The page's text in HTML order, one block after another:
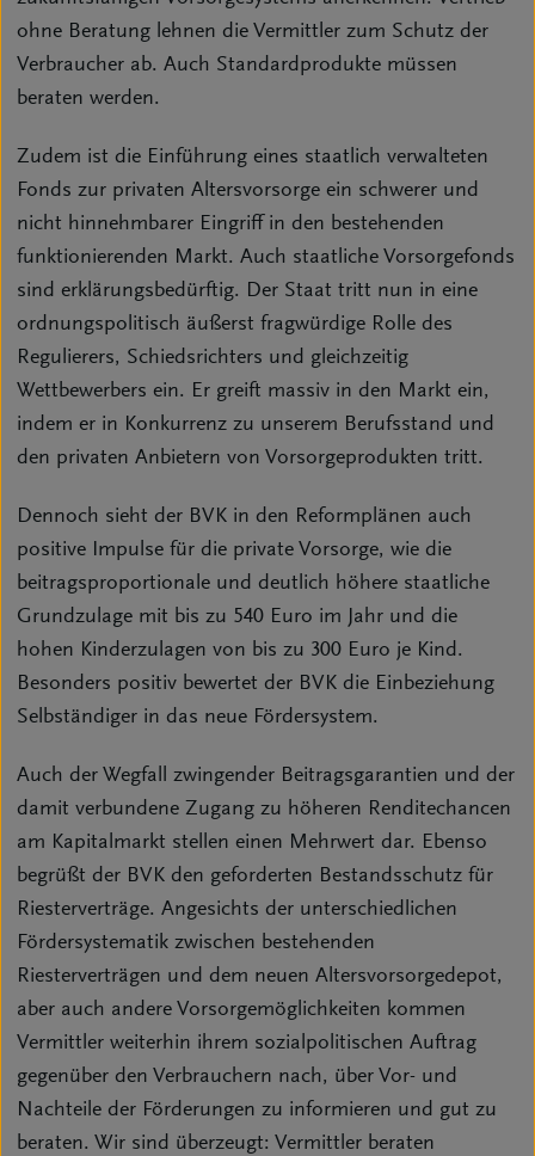
ohne Beratung lehnen die Vermittler zum Schutz der
Verbraucher ab. Auch Standardprodukte müssen
beraten werden.
Zudem ist die Einführung eines staatlich verwalteten
Fonds zur privaten Altersvorsorge ein schwerer und
nicht hinnehmbarer Eingriff in den bestehenden
funktionierenden Markt. Auch staatliche Vorsorgefonds
sind erklärungsbedürftig. Der Staat tritt nun in eine
ordnungspolitisch äußerst fragwürdige Rolle des
Regulierers, Schiedsrichters und gleichzeitig
Wettbewerbers ein. Er greift massiv in den Markt ein,
indem er in Konkurrenz zu unserem Berufsstand und
den privaten Anbietern von Vorsorgeprodukten tritt.
Dennoch sieht der BVK in den Reformplänen auch
positive Impulse für die private Vorsorge, wie die
beitragsproportionale und deutlich höhere staatliche
Grundzulage mit bis zu 540 Euro im Jahr und die
hohen Kinderzulagen von bis zu 300 Euro je Kind.
Besonders positiv bewertet der BVK die Einbeziehung
Selbständiger in das neue Fördersystem.
Auch der Wegfall zwingender Beitragsgarantien und der
damit verbundene Zugang zu höheren Renditechancen
am Kapitalmarkt stellen einen Mehrwert dar. Ebenso
begrüßt der BVK den geforderten Bestandsschutz für
Riesterverträge. Angesichts der unterschiedlichen
Fördersystematik zwischen bestehenden
Riesterverträgen und dem neuen Altersvorsorgedepot,
aber auch andere Vorsorgemöglichkeiten kommen
Vermittler weiterhin ihrem sozialpolitischen Auftrag
gegenüber den Verbrauchern nach, über Vor- und
Nachteile der Förderungen zu informieren und gut zu
beraten. Wir sind überzeugt: Vermittler beraten